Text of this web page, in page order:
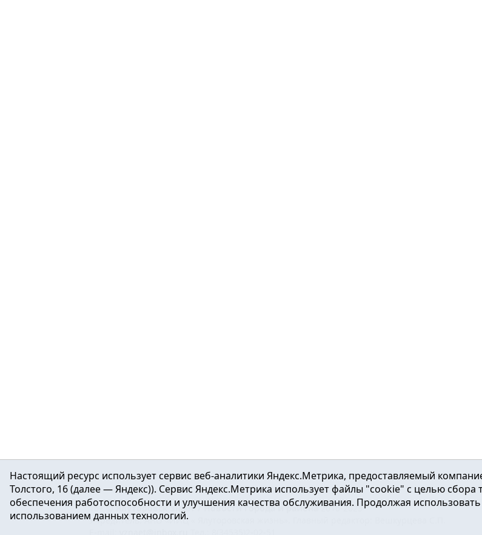
16+ ©Ялуторовск знает / Новости города и района2016-2023
Учредитель: АНО «ИИЦ « Ялуторовская жизнь». Главный редактор: Вешкурцева С.П.
Настоящий ресурс использует сервис веб-аналитики Яндекс.Метрика, предоставляемый
Толстого, 16 (далее — Яндекс)). Сервис Яндекс.Метрика использует файлы "cookie" с целью сбора
обеспечения работоспособности и улучшения качества обслуживания. Продолжая
использованием данных технологий.